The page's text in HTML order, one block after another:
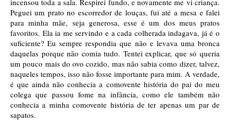
incensou toda a sala. Respirei fundo, e novamente me vi criança.
Peguei um prato no escorredor de louças, fui até a mesa e falei
para minha mãe, seja generosa, esse é um dos meus pratos
favoritos. Ela ia me servindo e a cada colherada indagava, já é o
suficiente? Eu sempre respondia que não e levava uma bronca
daquelas porque não comia tudo. Tentei explicar, que só queria
um pouco mais do ovo cozido, mas não sabia como dizer, talvez,
naqueles tempos, isso não fosse importante para mim. A verdade,
é que ainda não conhecia a comovente história do pai do meu
colega que passou fome na infância, como ele também não
conhecia a minha comovente história de ter apenas um par de
sapatos.